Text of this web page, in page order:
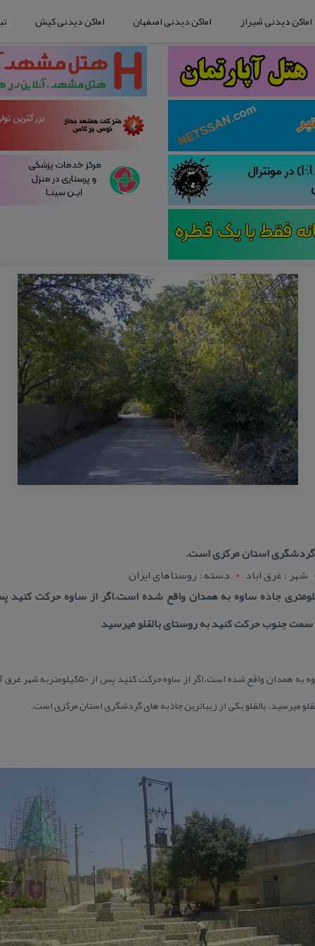
اماکن دیدنی شیراز اماکن دیدنی اصفهان اماکن دیدنی کیش
گردشگری استان مركزی است.
شهر : غرق اباد
دسته : روستاهای ایران
میرسید. بالقلو یكی از زیباترین جاذبه های گردشگری استان مركزی است.